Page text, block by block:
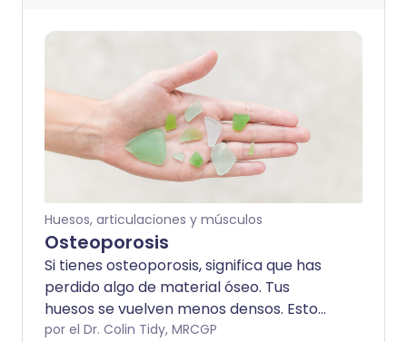
Huesos, articulaciones y músculos
Osteoporosis
Si tienes osteoporosis, significa que has
perdido algo de material óseo. Tus
huesos se vuelven menos densos. Esto
los hace más propensos a romperse
por el Dr. Colin Tidy, MRCGP